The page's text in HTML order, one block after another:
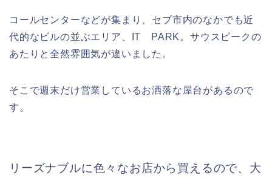
コールセンターなどが集まり、セブ市内のなかでも近
代的なビルの並ぶエリア、IT PARK。サウスピークの
あたりと全然雰囲気が違いました。
そこで週末だけ営業しているお洒落な屋台があるので
す。
リーズナブルに色々なお店から買えるので、大